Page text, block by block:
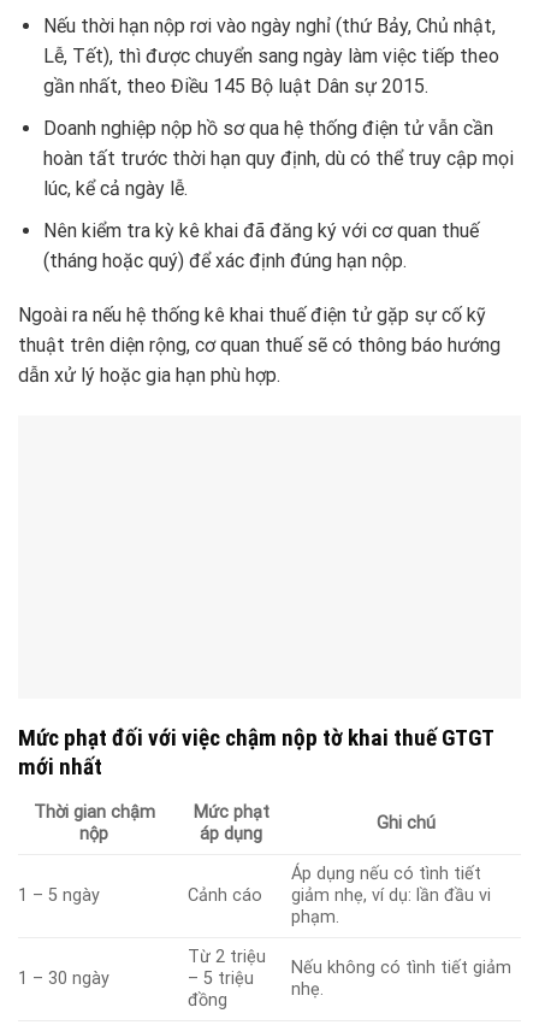
Nếu thời hạn nộp rơi vào ngày nghỉ (thứ Bảy, Chủ nhật,
Lễ, Tết), thì được chuyển sang ngày làm việc tiếp theo
gần nhất, theo Điều 145 Bộ luật Dân sự 2015.
Doanh nghiệp nộp hồ sơ qua hệ thống điện tử vẫn cần
hoàn tất trước thời hạn quy định, dù có thể truy cập mọi
lúc, kể cả ngày lễ.
Nên kiểm tra kỳ kê khai đã đăng ký với cơ quan thuế
(tháng hoặc quý) để xác định đúng hạn nộp.
Ngoài ra nếu hệ thống kê khai thuế điện tử gặp sự cố kỹ
thuật trên diện rộng, cơ quan thuế sẽ có thông báo hướng
dẫn xử lý hoặc gia hạn phù hợp.
Mức phạt đối với việc chậm nộp tờ khai thuế GTGT
mới nhất
Thời gian chậm
nộp
Mức phạt
áp dụng
Ghi chú
1 – 5 ngày Cảnh cáo
Áp dụng nếu có tình tiết
giảm nhẹ, ví dụ: lần đầu vi
phạm.
1 – 30 ngày
Từ 2 triệu
– 5 triệu
đồng
Nếu không có tình tiết giảm
nhẹ.